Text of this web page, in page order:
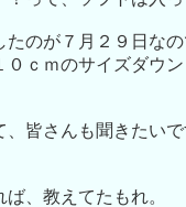
のが７月２９日な
ｃｍのサイズダウン
皆さんも聞きたいで
、教えてたもれ。